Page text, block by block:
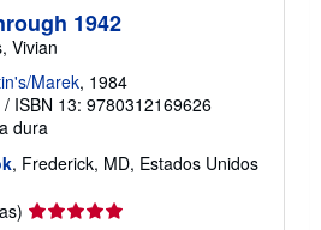
1942
Vivian
Marek, 1984
/ ISBN 13: 9780312169626
dura
, Frederick, MD, Estados Unidos
Calificación